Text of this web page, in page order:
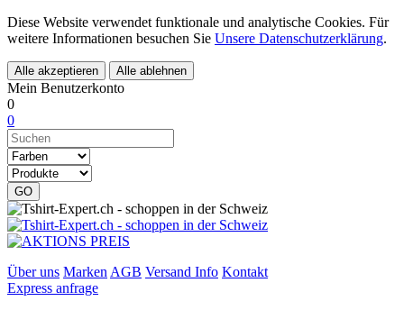
Diese Website verwendet funktionale und analytische Cookies. Für
weitere Informationen besuchen Sie Unsere Datenschutzerklärung.
Mein Benutzerkonto
0
0
Über uns Marken AGB Versand Info Kontakt
Express anfrage